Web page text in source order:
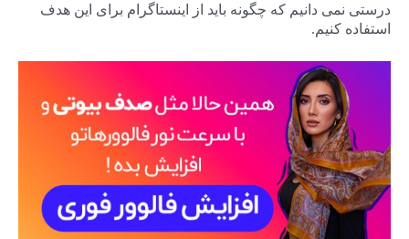
درستی نمی دانیم که چگونه باید از اینستاگرام برای این هدف
استفاده کنیم.